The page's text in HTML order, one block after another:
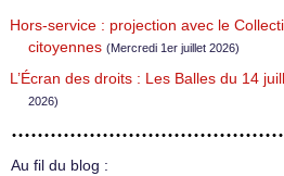
Hors-service : projection avec le
citoyennes (Mercredi 1er juillet 2026)
L’Écran des droits : Les Balles du 14
2026)
Au fil du blog :